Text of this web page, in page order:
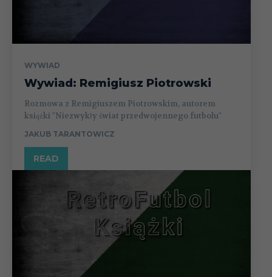
WYWIAD
Wywiad: Remigiusz Piotrowski
Rozmowa z Remigiuszem Piotrowskim, autorem
książki "Niezwykły świat przedwojennego futbolu"
JAKUB TARANTOWICZ
READ